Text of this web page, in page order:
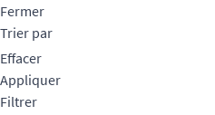
Fermer
Trier par
Effacer
Appliquer
Filtrer